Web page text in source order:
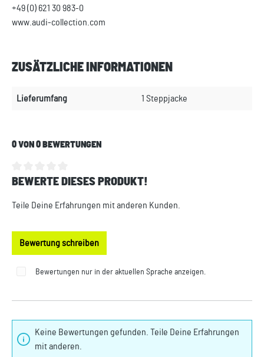
+49 (0) 621 30 983-0
www.audi-collection.com
ZUSÄTZLICHE INFORMATIONEN
Lieferumfang 1 Steppjacke
0 VON 0 BEWERTUNGEN
Durchschnittliche Bewertung von 0 von 5 Sternen
BEWERTE DIESES PRODUKT!
Teile Deine Erfahrungen mit anderen Kunden.
Bewertung schreiben
Bewertungen nur in der aktuellen Sprache anzeigen.
Keine Bewertungen gefunden. Teile Deine Erfahrungen
mit anderen.